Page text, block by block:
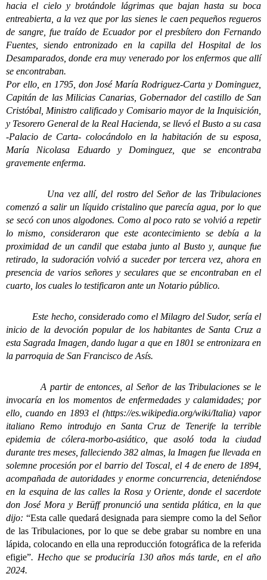
hacia el cielo y brotándole lágrimas que bajan hasta su boca
entreabierta, a la vez que por las sienes le caen pequeños regueros
de sangre, fue traído de Ecuador por el presbítero don Fernando
Fuentes, siendo entronizado en la capilla del Hospital de los
Desamparados, donde era muy venerado por los enfermos que allí
se encontraban.
Por ello, en 1795, don José María Rodriguez-Carta y Dominguez,
Capitán de las Milicias Canarias, Gobernador del castillo de San
Cristóbal, Ministro calificado y Comisario mayor de la Inquisición,
y Tesorero General de la Real Hacienda, se llevó el Busto a su casa
-Palacio de Carta- colocándolo en la habitación de su esposa,
María Nicolasa Eduardo y Dominguez, que se encontraba
gravemente enferma.
Una vez allí, del rostro del Señor de las Tribulaciones
comenzó a salir un líquido cristalino que parecía agua, por lo que
se secó con unos algodones. Como al poco rato se volvió a repetir
lo mismo, consideraron que este acontecimiento se debía a la
proximidad de un candil que estaba junto al Busto y, aunque fue
retirado, la sudoración volvió a suceder por tercera vez, ahora en
presencia de varios señores y seculares que se encontraban en el
cuarto, los cuales lo testificaron ante un Notario público.
Este hecho, considerado como el Milagro del Sudor, sería el
inicio de la devoción popular de los habitantes de Santa Cruz a
esta Sagrada Imagen, dando lugar a que en 1801 se entronizara en
la parroquia de San Francisco de Asís.
A partir de entonces, al Señor de las Tribulaciones se le
invocaría en los momentos de enfermedades y calamidades; por
ello, cuando en 1893 el (https://es.wikipedia.org/wiki/Italia) vapor
italiano Remo introdujo en Santa Cruz de Tenerife la terrible
epidemia de cólera-morbo-asiático, que asoló toda la ciudad
durante tres meses, falleciendo 382 almas, la Imagen fue llevada en
solemne procesión por el barrio del Toscal, el 4 de enero de 1894,
acompañada de autoridades y enorme concurrencia, deteniéndose
en la esquina de las calles la Rosa y Oriente, donde el sacerdote
don José Mora y Berüff pronunció una sentida plática, en la que
dijo: “Esta calle quedará designada para siempre como la del Señor
de las Tribulaciones, por lo que se debe grabar su nombre en una
lápida, colocando en ella una reproducción fotográfica de la referida
efigie”. Hecho que se produciría 130 años más tarde, en el año
2024.